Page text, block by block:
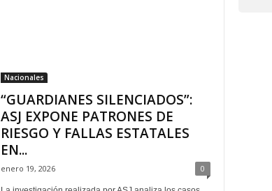
Nacionales
“GUARDIANES SILENCIADOS”:
ASJ EXPONE PATRONES DE
RIESGO Y FALLAS ESTATALES
EN...
enero 19, 2026 0